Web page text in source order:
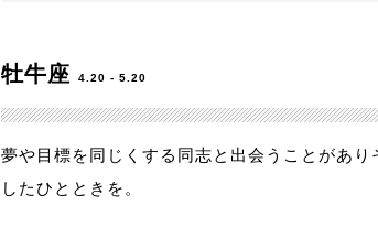
牡牛座 4.20 - 5.20
夢や目標を同じくする同志と出会うことがあ
したひとときを。